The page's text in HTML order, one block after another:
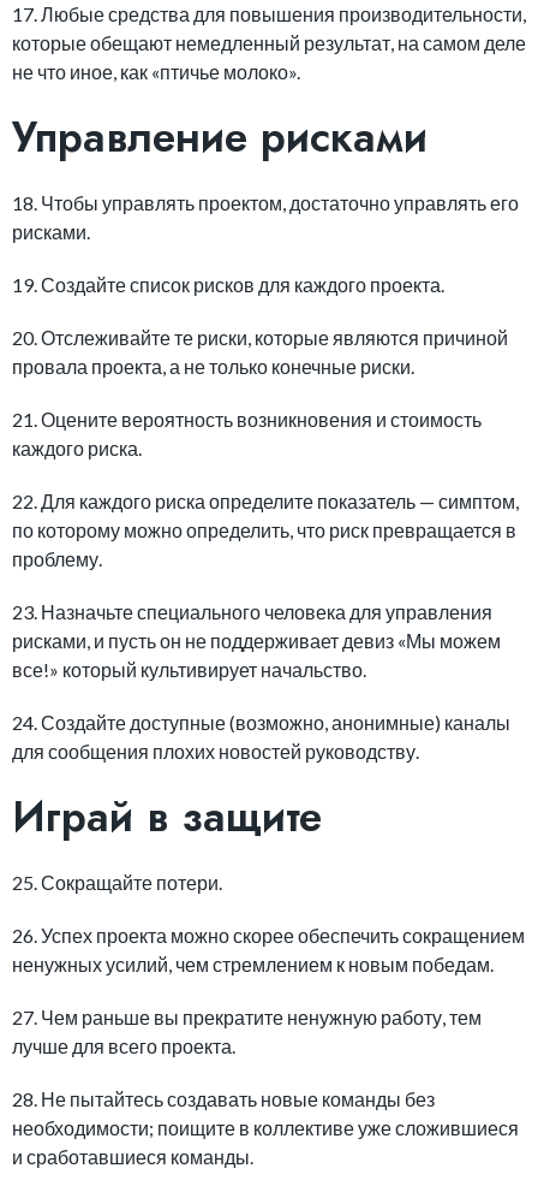
17. Любые средства для повышения производительности,
которые обещают немедленный результат, на самом деле
не что иное, как «птичье молоко».
Управление рисками
18. Чтобы управлять проектом, достаточно управлять его
рисками.
19. Создайте список рисков для каждого проекта.
20. Отслеживайте те риски, которые являются причиной
провала проекта, а не только конечные риски.
21. Оцените вероятность возникновения и стоимость
каждого риска.
22. Для каждого риска определите показатель — симптом,
по которому можно определить, что риск превращается в
проблему.
23. Назначьте специального человека для управления
рисками, и пусть он не поддерживает девиз «Мы можем
все!» который культивирует начальство.
24. Создайте доступные (возможно, анонимные) каналы
для сообщения плохих новостей руководству.
Играй в защите
25. Сокращайте потери.
26. Успех проекта можно скорее обеспечить сокращением
ненужных усилий, чем стремлением к новым победам.
27. Чем раньше вы прекратите ненужную работу, тем
лучше для всего проекта.
28. Не пытайтесь создавать новые команды без
необходимости; поищите в коллективе уже сложившиеся
и сработавшиеся команды.